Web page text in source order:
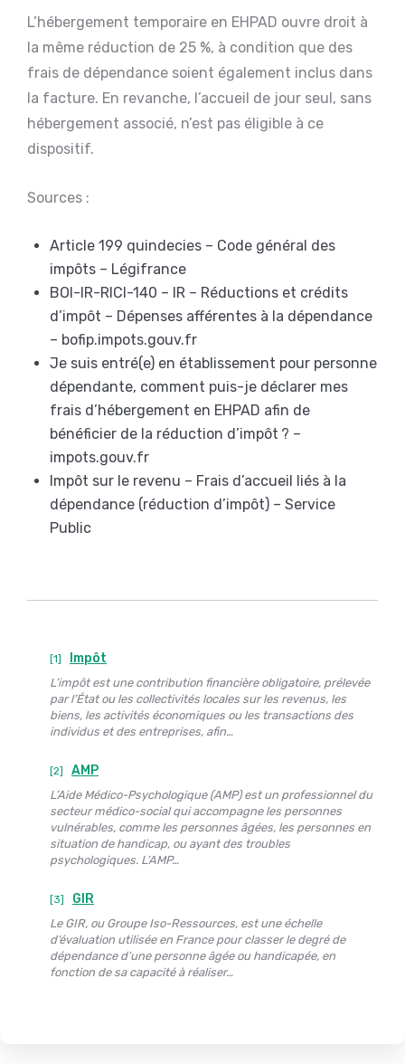
L’hébergement temporaire en EHPAD ouvre droit à
la même réduction de 25 %, à condition que des
frais de dépendance soient également inclus dans
la facture. En revanche, l’accueil de jour seul, sans
hébergement associé, n’est pas éligible à ce
dispositif.
Sources :
Article 199 quindecies – Code général des
impôts – Légifrance
BOI-IR-RICI-140 – IR – Réductions et crédits
d’impôt – Dépenses afférentes à la dépendance
– bofip.impots.gouv.fr
Je suis entré(e) en établissement pour personne
dépendante, comment puis-je déclarer mes
frais d’hébergement en EHPAD afin de
bénéficier de la réduction d’impôt ? –
impots.gouv.fr
Impôt sur le revenu – Frais d’accueil liés à la
dépendance (réduction d’impôt) – Service
Public
[1] Impôt
L’impôt est une contribution financière obligatoire, prélevée
par l’État ou les collectivités locales sur les revenus, les
biens, les activités économiques ou les transactions des
individus et des entreprises, afin…
[2] AMP
L’Aide Médico-Psychologique (AMP) est un professionnel du
secteur médico-social qui accompagne les personnes
vulnérables, comme les personnes âgées, les personnes en
situation de handicap, ou ayant des troubles
psychologiques. L’AMP…
[3] GIR
Le GIR, ou Groupe Iso-Ressources, est une échelle
d’évaluation utilisée en France pour classer le degré de
dépendance d’une personne âgée ou handicapée, en
fonction de sa capacité à réaliser…